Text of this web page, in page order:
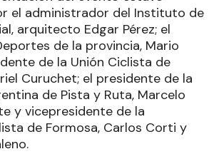
el administrador del Instituto de
arquitecto Edgar Pérez; el
de la provincia, Mario
de la Unión Ciclista de
Curuchet; el presidente de la
de Pista y Ruta, Marcelo
y vicepresidente de la
de Formosa, Carlos Corti y